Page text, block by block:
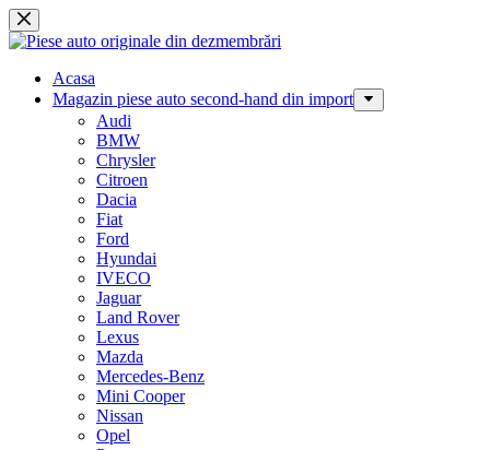
Sari
la
Acasa
Magazin piese auto second-hand din import
Audi
BMW
Chrysler
Citroen
Dacia
Fiat
Ford
Hyundai
IVECO
Jaguar
Land Rover
Lexus
Mazda
Mercedes-Benz
Mini Cooper
Nissan
Opel